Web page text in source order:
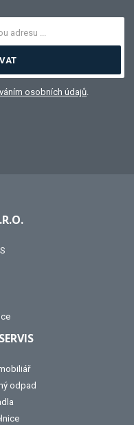
osobních údajů.
odpad